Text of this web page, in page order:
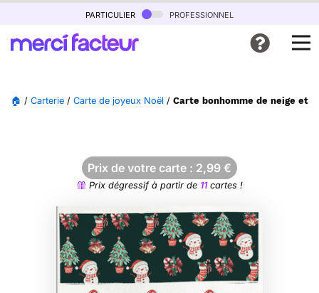
particulier professionnel
🏠 / Carterie / Carte de joyeux Noël / Carte bonhomme de neige et
Prix de votre carte : 2,99 €
Prix dégressif à partir de 11cartes !